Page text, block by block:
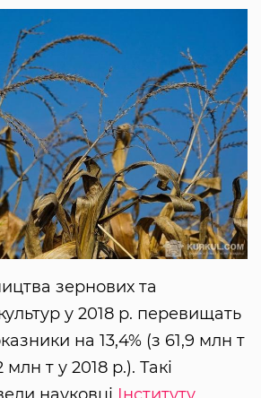
зернових та
у 2018 р. перевищать
на 13,4% (з 61,9 млн т
т у 2018 р.). Такі
науковці Інституту